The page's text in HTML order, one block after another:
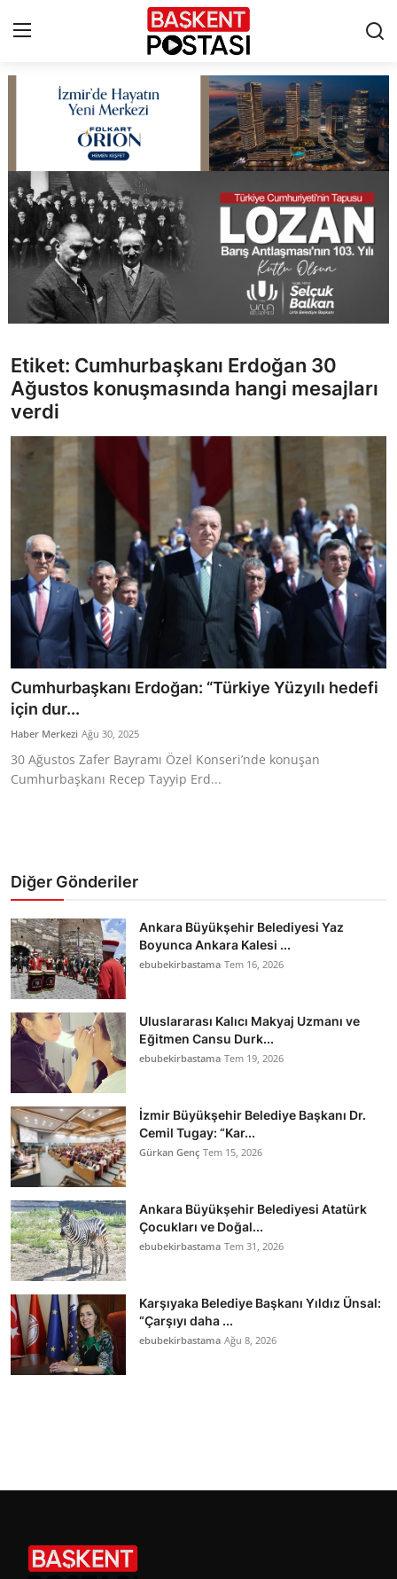
Çerez Politikası
Künye
Ankara
TBMM
Cumhurbaşkanlığı
Bakanlıklar
Siyasi Partiler
Toplum ve Yaşam
Sivil Toplum Kuruluşları
Kamu Kurumları ve Üst Kurullar
Resmi Reklamlar
Etiket: Cumhurbaşkanı Erdoğan 30
Ağustos konuşmasında hangi mesajları
verdi
Cumhurbaşkanı Erdoğan: “Türkiye Yüzyılı hedefi
için dur...
Haber Merkezi Ağu 30, 2025
30 Ağustos Zafer Bayramı Özel Konseri’nde konuşan
Cumhurbaşkanı Recep Tayyip Erd...
Diğer Gönderiler
Ankara Büyükşehir Belediyesi Yaz
Boyunca Ankara Kalesi ...
ebubekirbastama Tem 16, 2026
Uluslararası Kalıcı Makyaj Uzmanı ve
Eğitmen Cansu Durk...
ebubekirbastama Tem 19, 2026
İzmir Büyükşehir Belediye Başkanı Dr.
Cemil Tugay: “Kar...
Gürkan Genç Tem 15, 2026
Ankara Büyükşehir Belediyesi Atatürk
Çocukları ve Doğal...
ebubekirbastama Tem 31, 2026
Karşıyaka Belediye Başkanı Yıldız Ünsal:
“Çarşıyı daha ...
ebubekirbastama Ağu 8, 2026